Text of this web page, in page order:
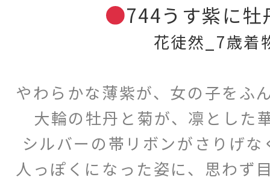
744うす紫に
花徒然_7歳着
やわらかな薄紫が、女の子をふ
大輪の牡丹と菊が、凛とした
シルバーの帯リボンがさりげ
人っぽくになった姿に、思わず